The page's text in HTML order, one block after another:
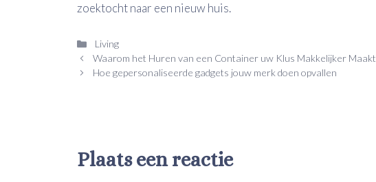
zoektocht naar een nieuw huis.
Categorieën
Living
Waarom het Huren van een Container uw Klus Makkelijker Maakt
Hoe gepersonaliseerde gadgets jouw merk doen opvallen
Plaats een reactie